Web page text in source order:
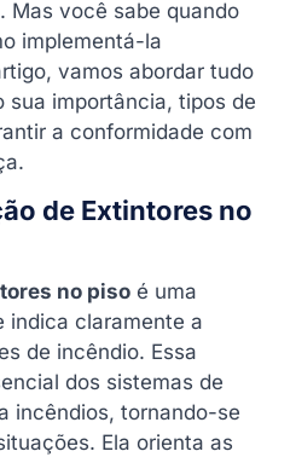
entre as
tinta para sinalizar o piso?
a sinalização de
por não ter a
Mas você sabe quando
implementá-la
vamos abordar tudo
sua importância, tipos de
a conformidade com
de Extintores no
no piso é uma
indica claramente a
de incêndio. Essa
dos sistemas de
incêndios, tornando-se
Ela orienta as